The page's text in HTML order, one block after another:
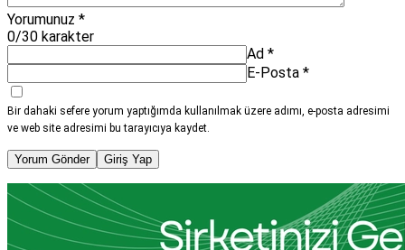
Yorumunuz *
0/30 karakter
Ad *
E-Posta *
Bir dahaki sefere yorum yaptığımda kullanılmak üzere adımı, e-posta adresimi
ve web site adresimi bu tarayıcıya kaydet.
Yorum Gönder Giriş Yap